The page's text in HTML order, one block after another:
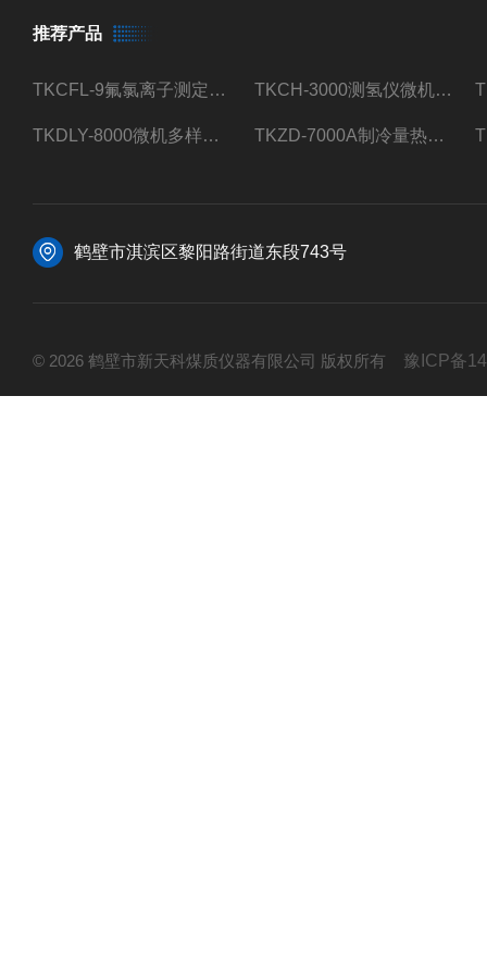
推荐产品
TKCFL-9氟氯离子测定仪自动煤质检测 TKCH-3000测氢仪微机氢元素测定煤质检测
TKDLY-8000微机多样测硫仪自动定硫仪化验室硫含量测定 TKZD-7000A制冷量热仪自动升降热值仪煤质检测
鹤壁市淇滨区黎阳路街道东段743号
© 2026 鹤壁市新天科煤质仪器有限公司 版权所有 豫ICP备